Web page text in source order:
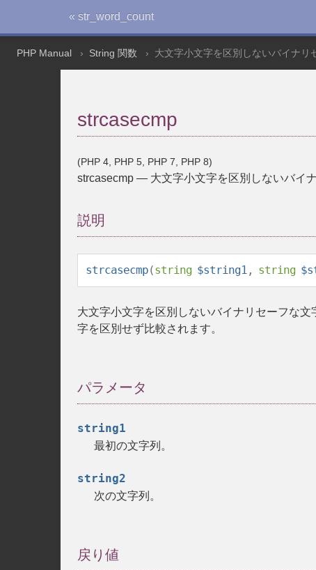
« str_word_count
PHP Manual String 関数 大文字小文字を区別しないバイナリ
strcasecmp
(PHP 4, PHP 5, PHP 7, PHP 8)
strcasecmp — 大文字小文字を区別しないバイ
説明
strcasecmp(string $string1 , string
大文字小文字を区別しないバイナリセーフな
字を区別せず比較されます。
パラメータ
string1
最初の文字列。
string2
次の文字列。
戻り値